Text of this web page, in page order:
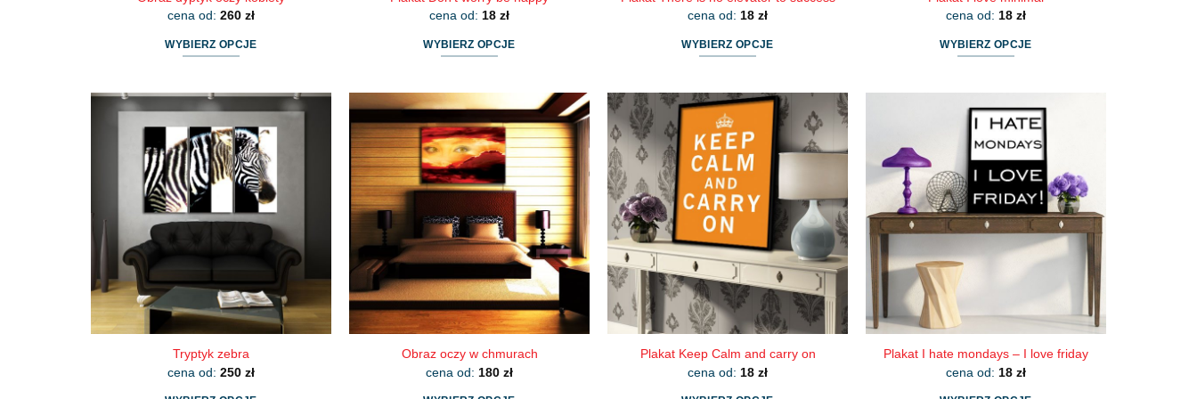
cena od: 260 zł
WYBIERZ OPCJE
ma
wiele
wariantów.
Opcje
można
wybrać
stronie
cena od: 18 zł
WYBIERZ OPCJE
ma
wiele
wariantów.
Opcje
można
wybrać
na
stronie
cena od: 18 zł
WYBIERZ OPCJE
ma
wiele
wariantów.
Opcje
można
wybrać
na
stronie
produktu
cena od: 18 zł
WYBIERZ OPCJE
ma
wiele
wariantów.
Opcje
wybrać
na
stronie
Tryptyk zebra
cena od: 250 zł
Obraz oczy w chmurach
cena od: 180 zł
Plakat Keep Calm and carry on
cena od: 18 zł
Plakat I hate mondays – I love friday
cena od: 18 zł